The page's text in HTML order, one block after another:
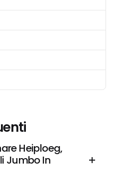
Heiploeg,
Jumbo In